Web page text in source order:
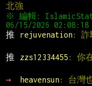
北強
※ 編輯:
推
rejuvenation: 詐
推
zzs12334455 : 你
→
heavensun: 台灣